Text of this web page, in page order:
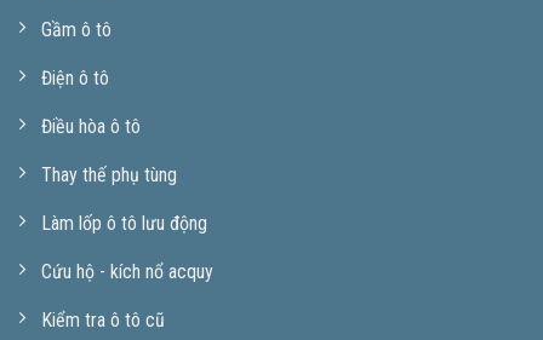
Gầm ô tô
Điện ô tô
Điều hòa ô tô
Thay thế phụ tùng
Làm lốp ô tô lưu động
Cứu hộ - kích nổ acquy
Kiểm tra ô tô cũ